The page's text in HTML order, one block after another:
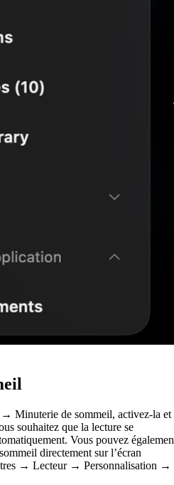
Minuterie de sommeil, activez-la et
souhaitez que la lecture se
Vous pouvez
directement sur l’écran
→ Lecteur → Personnalisation →